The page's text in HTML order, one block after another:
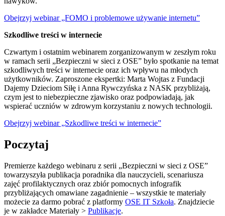
Obejrzyj webinar „FOMO i problemowe używanie internetu”
Szkodliwe treści w internecie
Czwartym i ostatnim webinarem zorganizowanym w zeszłym roku
w ramach serii „Bezpieczni w sieci z OSE” było spotkanie na temat
szkodliwych treści w internecie oraz ich wpływu na młodych
użytkowników. Zaproszone ekspertki: Marta Wojtas z Fundacji
Dajemy Dzieciom Siłę i Anna Rywczyńska z NASK przybliżają,
czym jest to niebezpieczne zjawisko oraz podpowiadają, jak
wspierać uczniów w zdrowym korzystaniu z nowych technologii.
Obejrzyj webinar „Szkodliwe treści w internecie”
Poczytaj
Premierze każdego webinaru z serii „Bezpieczni w sieci z OSE”
towarzyszyła publikacja poradnika dla nauczycieli, scenariusza
zajęć profilaktycznych oraz zbiór pomocnych infografik
przybliżających omawiane zagadnienie – wszystkie te materiały
możecie za darmo pobrać z platformy OSE IT Szkoła. Znajdziecie
je w zakładce Materiały > Publikacje.